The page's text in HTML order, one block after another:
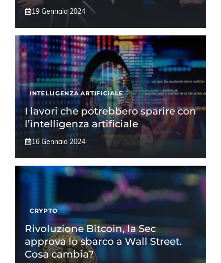
19 Gennaio 2024
INTELLIGENZA ARTIFICIALE
I lavori che potrebbero sparire con
l’intelligenza artificiale
16 Gennaio 2024
CRYPTO
Rivoluzione Bitcoin, la Sec
approva lo sbarco a Wall Street.
Cosa cambia?